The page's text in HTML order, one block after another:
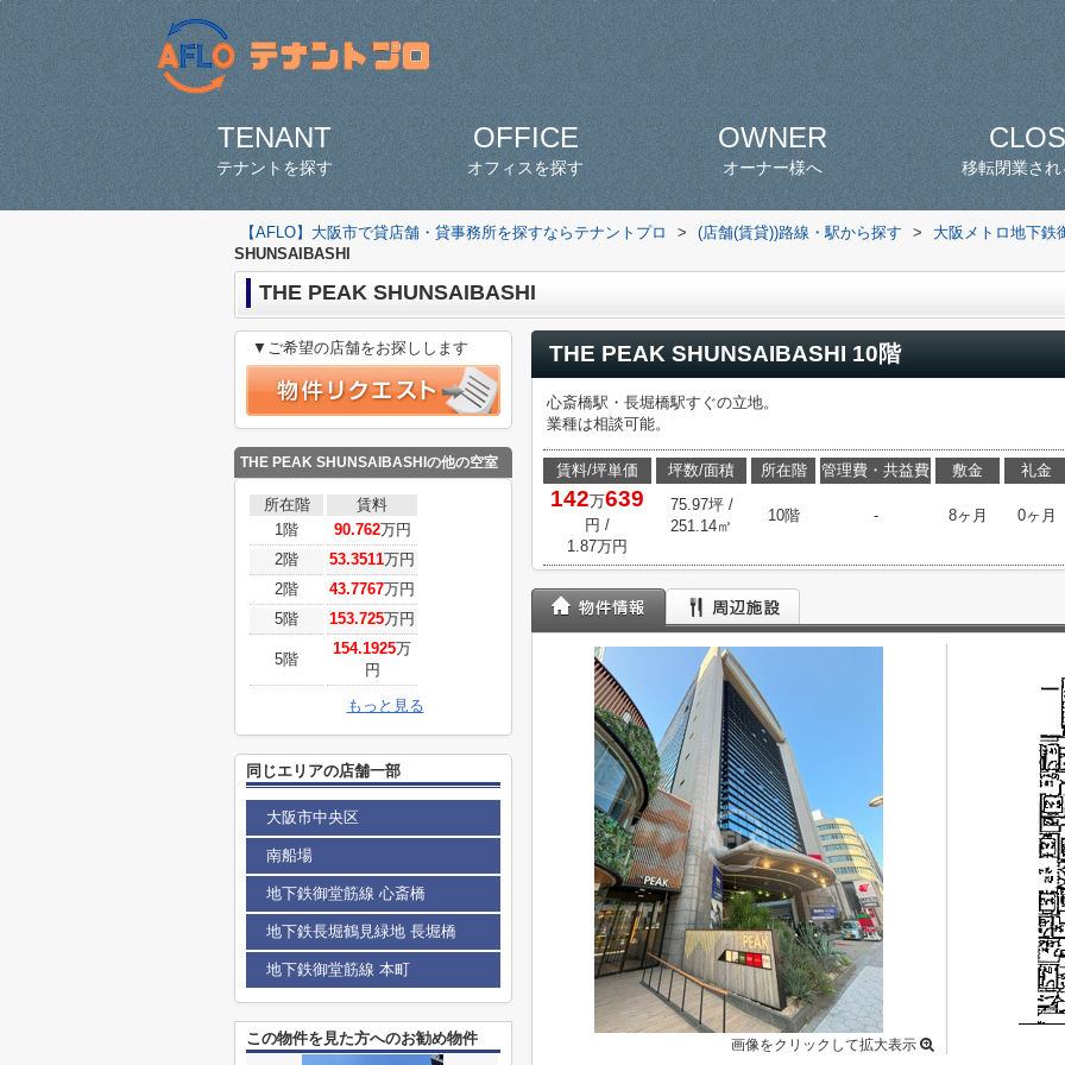
TENANT
テナントを探す
OFFICE
オフィスを探す
OWNER
オーナー様へ 移転閉業さ
【AFLO】大阪市で貸店舗・貸事務所を探すならテナントプロ > (店舗(賃貸))路線・駅から探す >
大阪メトロ地下鉄
SHUNSAIBASHI
THE PEAK SHUNSAIBASHI
THE PEAK SHUNSAIBASHI 10階
心斎橋駅・長堀橋駅すぐの立地。
業種は相談可能。
賃料/坪単価
142万639
円 /
1.87万円
坪数/面積
75.97坪 /
251.14㎡
所在階
10階
管理費・共益費
-
敷金
8ヶ月
礼金
0ヶ月
画像をクリックして拡大表示
▼ご希望の店舗をお探しします
THE PEAK SHUNSAIBASHIの他の空室
所在階
賃料
1階
90.762万円
2階
53.3511万円
2階
43.7767万円
5階
153.725万円
5階
154.1925万
円
もっと見る
同じエリアの店舗一部
大阪市中央区
南船場
地下鉄御堂筋線 心斎橋
地下鉄長堀鶴見緑地 長堀橋
地下鉄御堂筋線 本町
この物件を見た方へのお勧め物件